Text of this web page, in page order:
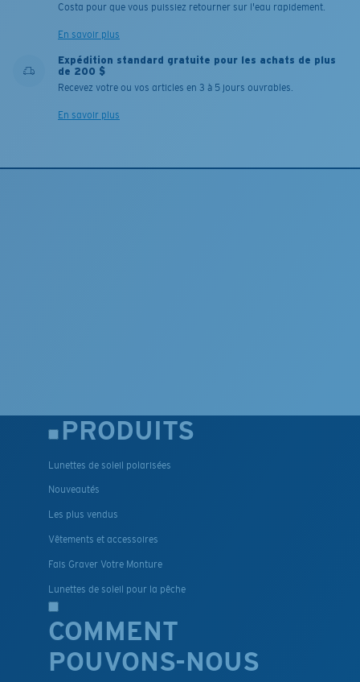
Costa pour que vous puissiez retourner sur l'eau rapidement.
En savoir plus
Expédition standard gratuite pour les achats de plus
de 200 $
Recevez votre ou vos articles en 3 à 5 jours ouvrables.
En savoir plus
PRODUITS
Lunettes de soleil polarisées
Nouveautés
Les plus vendus
Vêtements et accessoires
Fais Graver Votre Monture
Lunettes de soleil pour la pêche
COMMENT
POUVONS-NOUS